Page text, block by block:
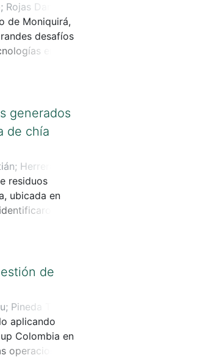
; Rojas Daniel ,
de Moniquirá,
desafíos
en la
la
generados
de chía
; Herrera
residuos
ubicada en
los
La
aportar valor
de
; Pineda Torres
aplicando
Colombia en
operaciones y